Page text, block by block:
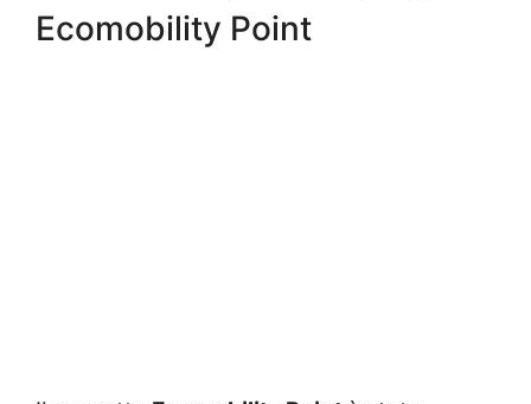
Ecomobility Point